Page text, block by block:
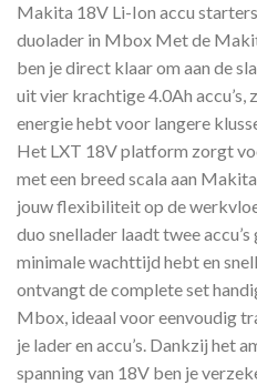
Makita 18V Li-Ion accu
duolader in Mbox Met de
ben je direct klaar om aan de
uit vier krachtige 4.0Ah
energie hebt voor langere
Het LXT 18V platform zorgt
met een breed scala aan
jouw flexibiliteit op de
duo snellader laadt twee
minimale wachttijd hebt en
ontvangt de complete set
Mbox, ideaal voor eenvoudig
je lader en accu’s. Dankzij het
spanning van 18V ben je